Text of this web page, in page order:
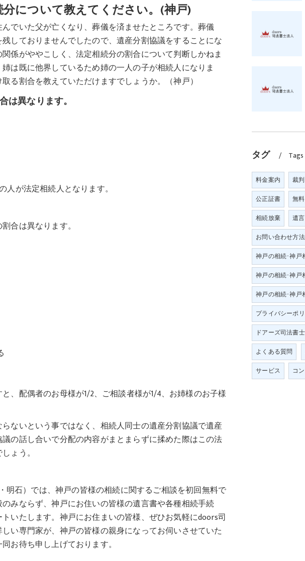
について教えてください。(神戸)
でいた父が亡くなり、葬儀を済ませたところです。葬儀
しておりませんでしたので、遺産分割協議をすることにな
係がややこしく、法定相続分の割合について判断しかねま
は既に他界しているため姉の一人の子が相続人になりま
る割合を教えていただけますでしょうか。（神戸）
は異なります。
が法定相続人となります。
合は異なります。
、配偶者のお母様が1/2、ご相談者様が1/4、お姉様のお子様
ないという事ではなく、相続人同士の遺産分割協議で遺産
の話し合いで分配の内容がまとまらずに揉めた際はこの法
ょう。
石）では、神戸の皆様の相続に関するご相談を初回無料で
みならず、神戸にお住いの皆様の遺言書や各種相続手続
いたします。神戸にお住まいの皆様、ぜひお気軽にdoors司
い専門家が、神戸の皆様の親身になってお伺いさせていた
お待ち申し上げております。
タグ Tags
料金案内 裁
公正証書
無
相続放棄
遺言
お問い合わせ方法
神戸の相続･神戸
神戸の相続･神戸
神戸の相続･神戸
プライバシーポ
ドアーズ司法書
よくある質問
サービス
コ